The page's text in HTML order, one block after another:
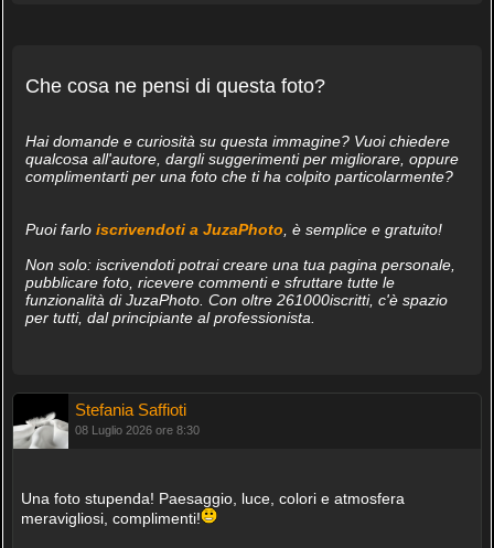
Che cosa ne pensi di questa foto?
Hai domande e curiosità su questa immagine? Vuoi chiedere
qualcosa all'autore, dargli suggerimenti per migliorare, oppure
complimentarti per una foto che ti ha colpito particolarmente?
Puoi farlo iscrivendoti a JuzaPhoto , è semplice e gratuito!
Non solo: iscrivendoti potrai creare una tua pagina personale,
pubblicare foto, ricevere commenti e sfruttare tutte le
funzionalità di JuzaPhoto. Con oltre 261000iscritti, c'è spazio
per tutti, dal principiante al professionista.
Stefania Saffioti
08 Luglio 2026 ore 8:30
Una foto stupenda! Paesaggio, luce, colori e atmosfera
meravigliosi, complimenti!